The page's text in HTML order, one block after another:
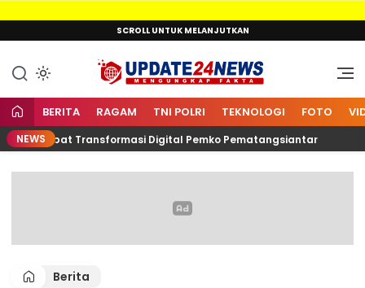
ke
SCROLL UNTUK MELANJUTKAN
Update24News.id
Mengungkap Fakta
BERITA RAGAM TNI POLRI TEKNOLOGI FOTO
NEWS
Percepat Transformasi Digital Pemko Pematangsiantar
Berita